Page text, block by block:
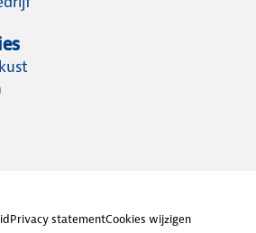
Privacy statementCookies wijzigen